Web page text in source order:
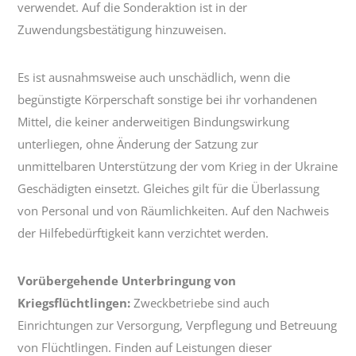
verwendet. Auf die Sonderaktion ist in der
Zuwendungsbestätigung hinzuweisen.
Es ist ausnahmsweise auch unschädlich, wenn die
begünstigte Körperschaft sonstige bei ihr vorhandenen
Mittel, die keiner anderweitigen Bindungswirkung
unterliegen, ohne Änderung der Satzung zur
unmittelbaren Unterstützung der vom Krieg in der Ukraine
Geschädigten einsetzt. Gleiches gilt für die Überlassung
von Personal und von Räumlichkeiten. Auf den Nachweis
der Hilfebedürftigkeit kann verzichtet werden.
Vorübergehende Unterbringung von
Kriegsflüchtlingen: Zweckbetriebe sind auch
Einrichtungen zur Versorgung, Verpflegung und Betreuung
von Flüchtlingen. Finden auf Leistungen dieser